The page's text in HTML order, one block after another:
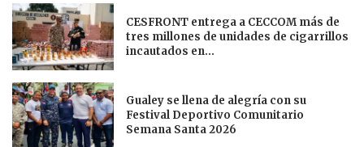
CESFRONT entrega a CECCOM más de
tres millones de unidades de cigarrillos
incautados en...
Gualey se llena de alegría con su
Festival Deportivo Comunitario
Semana Santa 2026